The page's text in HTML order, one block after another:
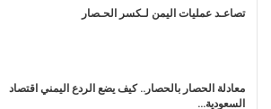
تصاعـد عمليات اليمن لـكسر الحـصار
معادلة الحصار بالحصار.. كيف يضع الردع اليمني اقتصاد
السعودية…